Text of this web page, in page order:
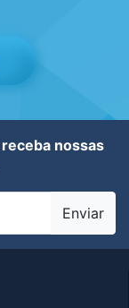
nossas
Enviar